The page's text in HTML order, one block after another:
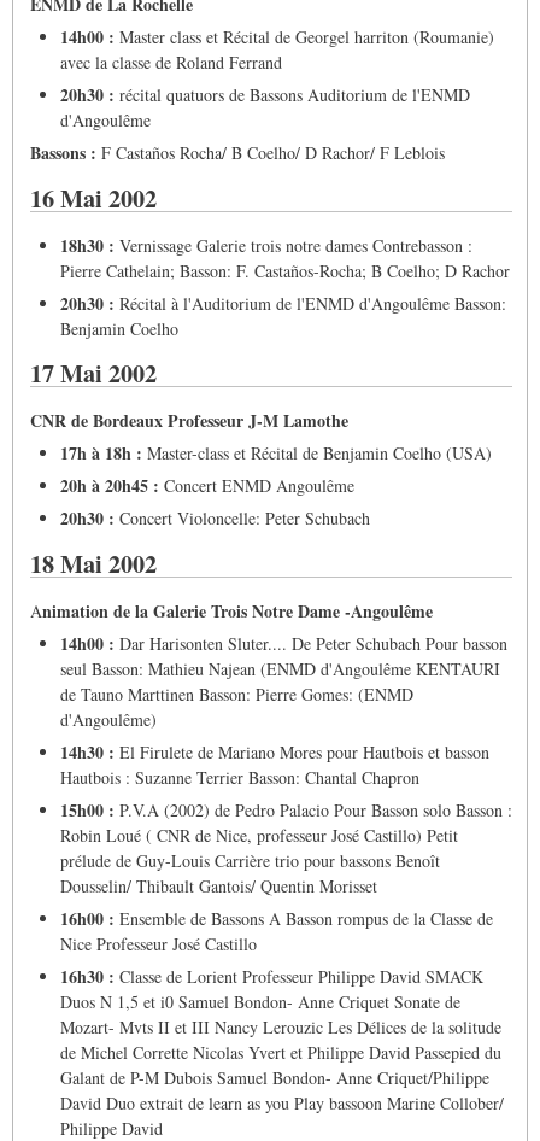
14h00 : Master class et Récital de Georgel harriton (Roumanie)
avec la classe de Roland Ferrand
20h30 : récital quatuors de Bassons Auditorium de l'ENMD
d'Angoulême
Bassons : F Castaños Rocha/ B Coelho/ D Rachor/ F Leblois
16 Mai 2002
18h30 : Vernissage Galerie trois notre dames Contrebasson :
Pierre Cathelain; Basson: F. Castaños-Rocha; B Coelho; D Rachor
20h30 : Récital à l'Auditorium de l'ENMD d'Angoulême Basson:
Benjamin Coelho
17 Mai 2002
CNR de Bordeaux Professeur J-M Lamothe
17h à 18h : Master-class et Récital de Benjamin Coelho (USA)
20h à 20h45 : Concert ENMD Angoulême
20h30 : Concert Violoncelle: Peter Schubach
18 Mai 2002
Animation de la Galerie Trois Notre Dame -Angoulême
14h00 : Dar Harisonten Sluter.... De Peter Schubach Pour basson
seul Basson: Mathieu Najean (ENMD d'Angoulême KENTAURI
de Tauno Marttinen Basson: Pierre Gomes: (ENMD
d'Angoulême)
14h30 : El Firulete de Mariano Mores pour Hautbois et basson
Hautbois : Suzanne Terrier Basson: Chantal Chapron
15h00 : P.V.A (2002) de Pedro Palacio Pour Basson solo Basson :
Robin Loué ( CNR de Nice, professeur José Castillo) Petit
prélude de Guy-Louis Carrière trio pour bassons Benoît
Dousselin/ Thibault Gantois/ Quentin Morisset
16h00 : Ensemble de Bassons A Basson rompus de la Classe de
Nice Professeur José Castillo
16h30 : Classe de Lorient Professeur Philippe David SMACK
Duos N 1,5 et i0 Samuel Bondon- Anne Criquet Sonate de
Mozart- Mvts II et III Nancy Lerouzic Les Délices de la solitude
de Michel Corrette Nicolas Yvert et Philippe David Passepied du
Galant de P-M Dubois Samuel Bondon- Anne Criquet/Philippe
David Duo extrait de learn as you Play bassoon Marine Collober/
Philippe David